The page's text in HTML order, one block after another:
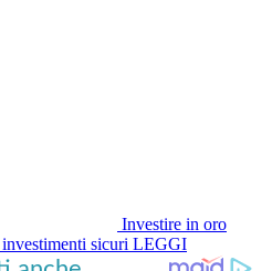
Investire in oro
sicuri LEGGI